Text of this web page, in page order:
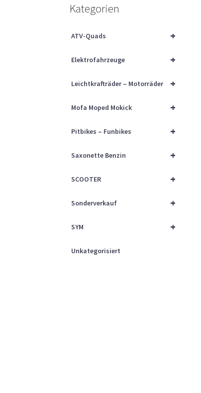
Kategorien
+
ATV-Quads
+
Elektrofahrzeuge
+
Leichtkrafträder – Motorräder
+
Mofa Moped Mokick
+
Pitbikes – Funbikes
+
Saxonette Benzin
+
SCOOTER
+
Sonderverkauf
+
SYM
Unkategorisiert